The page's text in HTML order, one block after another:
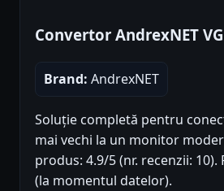
Convertor AndrexNET
Brand: AndrexNET
Soluție completă pentru
mai vechi la un monitor
produs: 4.9/5 (nr. recenzii: 10).
(la momentul datelor).